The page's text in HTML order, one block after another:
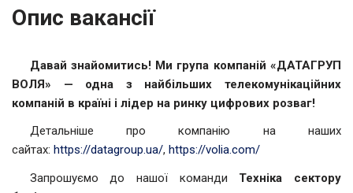
Опис вакансії
Давай знайомитись! Ми група компаній «ДАТАГРУП
ВОЛЯ» — одна з найбільших телекомунікаційних
компаній в країні і лідер на ринку цифрових розваг!
Детальніше про компанію на наших
сайтах: https://datagroup.ua/, https://volia.com/
Запрошуємо до нашої команди Техніка сектору